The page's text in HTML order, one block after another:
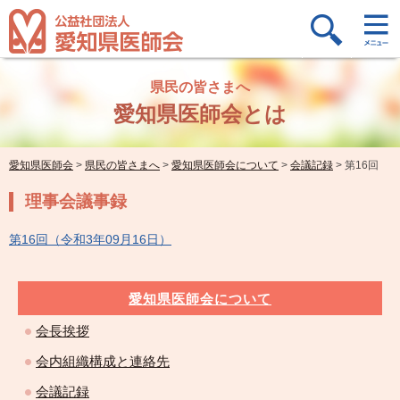
県民の皆さまへ
愛知県医師会とは
愛知県医師会 > 県民の皆さまへ > 愛知県医師会について > 会議記録 > 第16回
理事会議事録
第16回（令和3年09月16日）
愛知県医師会について
会長挨拶
会内組織構成と連絡先
会議記録